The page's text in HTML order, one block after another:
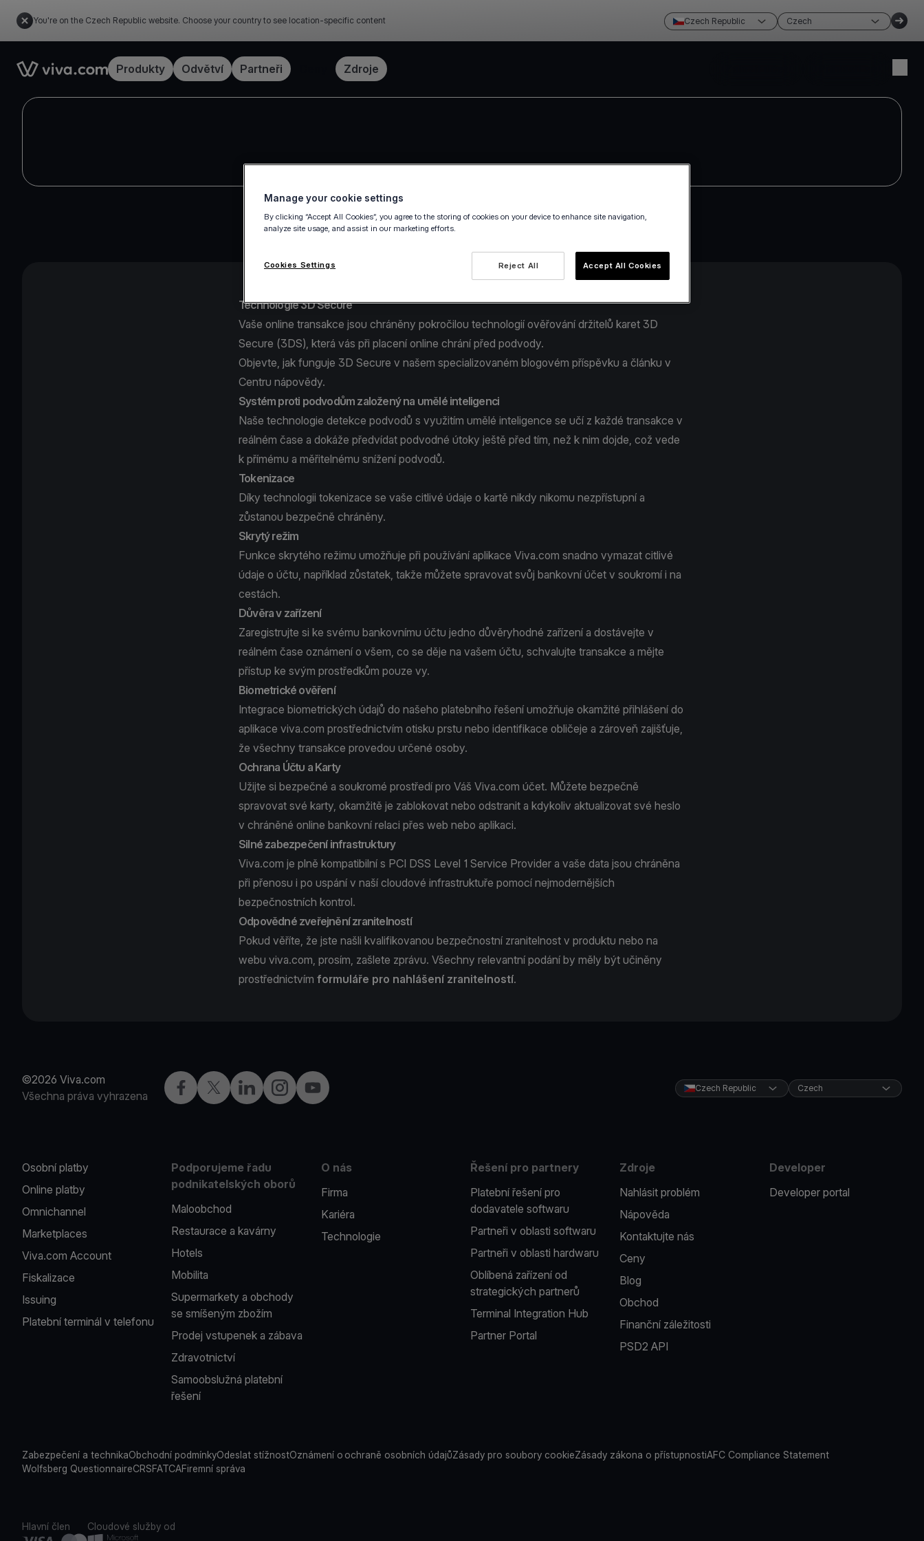
You're on the Czech Republic website. Choose your country to see location-specific content Czech Republic Czech
Link to the homepageProdukty Odvětví Partneři Zdroje
Technologie 3D Secure
Vaše online transakce jsou chráněny pokročilou technologií ověřování držitelů karet 3D
Secure (3DS), která vás při placení online chrání před podvody.
Objevte, jak funguje 3D Secure v našem specializovaném blogovém příspěvku a článku v
Centru nápovědy.
Systém proti podvodům založený na umělé inteligenci
Naše technologie detekce podvodů s využitím umělé inteligence se učí z každé transakce v
reálném čase a dokáže předvídat podvodné útoky ještě před tím, než k nim dojde, což vede
k přímému a měřitelnému snížení podvodů.
Tokenizace
Díky technologii tokenizace se vaše citlivé údaje o kartě nikdy nikomu nezpřístupní a
zůstanou bezpečně chráněny.
Skrytý režim
Funkce skrytého režimu umožňuje při používání aplikace Viva.com snadno vymazat citlivé
údaje o účtu, například zůstatek, takže můžete spravovat svůj bankovní účet v soukromí i na
cestách.
Důvěra v zařízení
Zaregistrujte si ke svému bankovnímu účtu jedno důvěryhodné zařízení a dostávejte v
reálném čase oznámení o všem, co se děje na vašem účtu, schvalujte transakce a mějte
přístup ke svým prostředkům pouze vy.
Biometrické ověření
Integrace biometrických údajů do našeho platebního řešení umožňuje okamžité přihlášení do
aplikace viva.com prostřednictvím otisku prstu nebo identifikace obličeje a zároveň zajišťuje,
že všechny transakce provedou určené osoby.
Ochrana Účtu a Karty
Užijte si bezpečné a soukromé prostředí pro Váš Viva.com účet. Můžete bezpečně
spravovat své karty, okamžitě je zablokovat nebo odstranit a kdykoliv aktualizovat své heslo
v chráněné online bankovní relaci přes web nebo aplikaci.
Silné zabezpečení infrastruktury
Viva.com je plně kompatibilní s PCI DSS Level 1 Service Provider a vaše data jsou chráněna
při přenosu i po uspání v naší cloudové infrastruktuře pomocí nejmodernějších
bezpečnostních kontrol.
Odpovědné zveřejnění zranitelností
Pokud věříte, že jste našli kvalifikovanou bezpečnostní zranitelnost v produktu nebo na
webu viva.com, prosím, zašlete zprávu. Všechny relevantní podání by měly být učiněny
prostřednictvím formuláře pro nahlášení zranitelností.
©2026 Viva.com
Všechna práva vyhrazena
Facebook
X LinkedInInstagramYouTube Czech Republic Czech
Osobní platby
Online platby
Omnichannel
Marketplaces
Viva.com Account
Fiskalizace
Issuing
Platební terminál v telefonu
Podporujeme řadu
podnikatelských oborů
Maloobchod
Restaurace a kavárny
Hotels
Mobilita
Supermarkety a obchody
se smíšeným zbožím
Prodej vstupenek a zábava
Zdravotnictví
Samoobslužná platební
řešení
O nás
Firma
Kariéra
Technologie
Řešení pro partnery
Platební řešení pro
dodavatele softwaru
Partneři v oblasti softwaru
Partneři v oblasti hardwaru
Oblíbená zařízení od
strategických partnerů
Terminal Integration Hub
Partner Portal
Zdroje
Nahlásit problém
Nápověda
Kontaktujte nás
Ceny
Blog
Obchod
Finanční záležitosti
PSD2 API
Developer
Developer portal
Zabezpečení a technikaObchodní podmínkyOdeslat stížnostOznámení o ochraně osobních údajůZásady pro soubory cookieZásady zákona o přístupnostiAFC Compliance Statement
Wolfsberg QuestionnaireCRSFATCAFiremní správa
Hlavní člen Cloudové služby od
Manage your cookie settings
By clicking “Accept All Cookies”, you agree to the storing of cookies on your device to enhance site navigation,
analyze site usage, and assist in our marketing efforts.
Reject All Accept All Cookies
Cookies Settings